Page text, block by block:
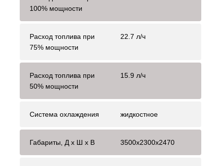
100% мощности
Расход топлива при
75% мощности
22.7 л/ч
Расход топлива при
50% мощности
15.9 л/ч
Система охлаждения жидкостное
Габариты, Д x Ш x В 3500x2300x2470